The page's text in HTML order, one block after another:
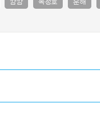
캄캄 옥정호 운해